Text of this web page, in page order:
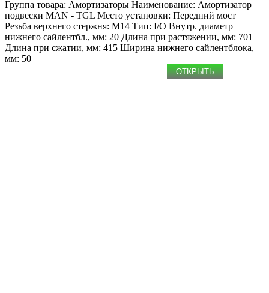
Группа товара: Амортизаторы Наименование: Амоpтизатоp
подвески MAN - TGL Место установки: Передний мост
Резьба верхнего стержня: M14 Тип: I/O Внутр. диаметр
нижнего сайлентбл., мм: 20 Длина при растяжении, мм: 701
Длина при сжатии, мм: 415 Ширина нижнего сайлентблока,
мм: 50
ОТКРЫТЬ